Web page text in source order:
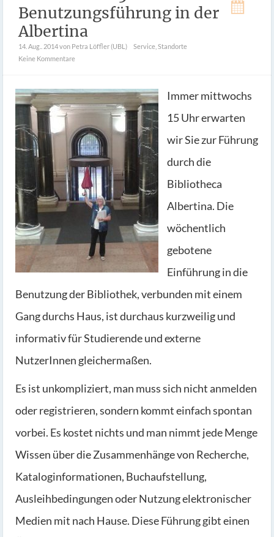
Benutzungsführung in der
Albertina
14. Aug.. 2014von Petra Löffler (UBL) Service Standorte
Keine Kommentare
Immer mittwochs
15 Uhr erwarten
wir Sie zur Führung
durch die
Bibliotheca
Albertina. Die
wöchentlich
gebotene
Einführung in die
Benutzung der Bibliothek, verbunden mit einem
Gang durchs Haus, ist durchaus kurzweilig und
informativ für Studierende und externe
NutzerInnen gleichermaßen.
Es ist unkompliziert, man muss sich nicht anmelden
oder registrieren, sondern kommt einfach spontan
vorbei. Es kostet nichts und man nimmt jede Menge
Wissen über die Zusammenhänge von Recherche,
Kataloginformationen, Buchaufstellung,
Ausleihbedingungen oder Nutzung elektronischer
Medien mit nach Hause. Diese Führung gibt einen